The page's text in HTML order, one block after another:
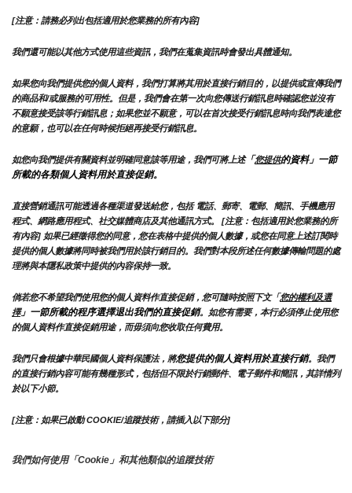
[注意：請務必列出包括適用於您業務的所有內容]
我們還可能以其他方式使用這些資訊，我們在蒐集資訊時會發出具體通知。
如果您向我們提供您的個人資料，我們打算將其用於直接行銷目的，以提供或宣傳我們
的商品和/或服務的可用性。但是，我們會在第一次向您傳送行銷訊息時確認您並沒有
不願意接受該等行銷訊息；如果您並不願意，可以在首次接受行銷訊息時向我們表達您
的意願，也可以在任何時候拒絕再接受行銷訊息。
如您向我們提供有關資料並明確同意該等用途，我們可將上述「您提供的資料」一節
所載的各類個人資料用於直接促銷。
直接營銷通訊可能透過各種渠道發送給您，包括 電話、郵寄、電郵、簡訊、手機應用
程式、網路應用程式、社交媒體商店及其他通訊方式。 [注意：包括適用於您業務的所
有內容] 如果已經徵得您的同意，您在表格中提供的個人數據，或您在同意上述訂閱時
提供的個人數據將同時被我們用於該行銷目的。我們對本段所述任何數據傳輸問題的處
理將與本隱私政策中提供的內容保持一致。
倘若您不希望我們使用您的個人資料作直接促銷，您可隨時按照下文「您的權利及選
擇」一節所載的程序選擇退出我們的直接促銷。如您有需要，本行必須停止使用您
的個人資料作直接促銷用途，而毋須向您收取任何費用。
我們只會根據中華民國個人資料保護法，將您提供的個人資料用於直接行銷。我們
的直接行銷內容可能有幾種形式，包括但不限於行銷郵件、電子郵件和簡訊，其詳情列
於以下小節。
[注意：如果已啟動 COOKIE/追蹤技術，請插入以下部分]
我們如何使用「Cookie」和其他類似的追蹤技術